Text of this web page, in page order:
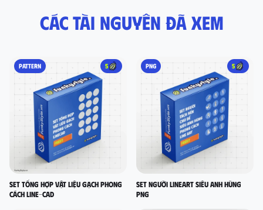
Các tài nguyên đã xem
PATTERN 5
set tổng hợp vật liệu gạch phong
cách LINE-CAD
PNG 5
Set người lineart siêu anh hùng
PNG